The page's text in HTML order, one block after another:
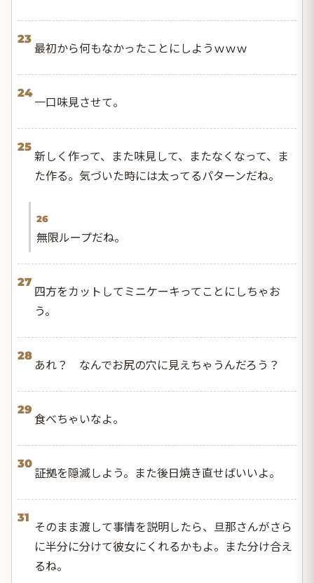
23
最初から何もなかったことにしようｗｗｗ
24
一口味見させて。
25
新しく作って、また味見して、またなくなって、ま
た作る。気づいた時には太ってるパターンだね。
26
無限ループだね。
27
四方をカットしてミニケーキってことにしちゃお
う。
28
あれ？ なんでお尻の穴に見えちゃうんだろう？
29
食べちゃいなよ。
30
証拠を隠滅しよう。また後日焼き直せばいいよ。
31
そのまま渡して事情を説明したら、旦那さんがさら
に半分に分けて彼女にくれるかもよ。また分け合え
るね。